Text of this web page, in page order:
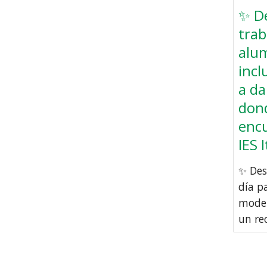
✨
a
IES
✨
día
un